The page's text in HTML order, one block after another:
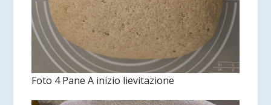
Foto 4 Pane A inizio lievitazione